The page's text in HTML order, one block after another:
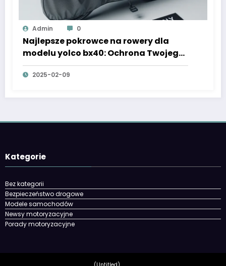
Admin 0
Najlepsze pokrowce na rowery dla
modelu yolco bx40: Ochrona Twojego
roweru na każdą okazję!
2025-02-09
Kategorie
Bez kategorii
Bezpieczeństwo drogowe
Modele samochodów
Newsy motoryzacyjne
Porady motoryzacyjne